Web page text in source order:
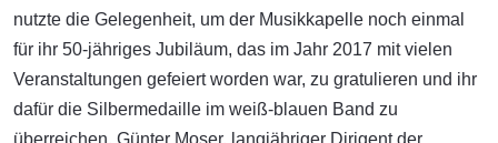
nutzte die Gelegenheit, um der Musikkapelle noch einmal
für ihr 50-jähriges Jubiläum, das im Jahr 2017 mit vielen
Veranstaltungen gefeiert worden war, zu gratulieren und ihr
dafür die Silbermedaille im weiß-blauen Band zu
überreichen. Günter Moser, langjähriger Dirigent der